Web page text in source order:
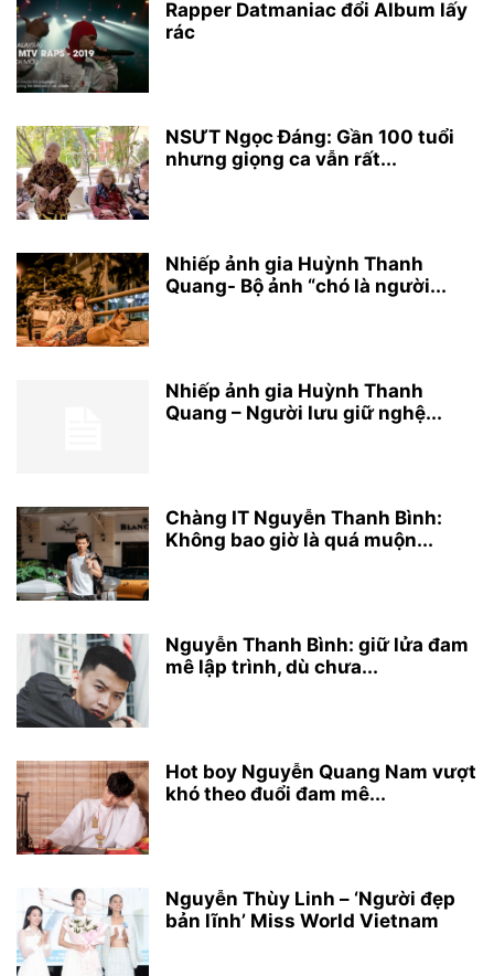
Rapper Datmaniac đổi Album lấy
rác
NSƯT Ngọc Đáng: Gần 100 tuổi
nhưng giọng ca vẫn rất...
Nhiếp ảnh gia Huỳnh Thanh
Quang- Bộ ảnh “chó là người...
Nhiếp ảnh gia Huỳnh Thanh
Quang – Người lưu giữ nghệ...
Chàng IT Nguyễn Thanh Bình:
Không bao giờ là quá muộn...
Nguyễn Thanh Bình: giữ lửa đam
mê lập trình, dù chưa...
Hot boy Nguyễn Quang Nam vượt
khó theo đuổi đam mê...
Nguyễn Thùy Linh – ‘Người đẹp
bản lĩnh’ Miss World Vietnam